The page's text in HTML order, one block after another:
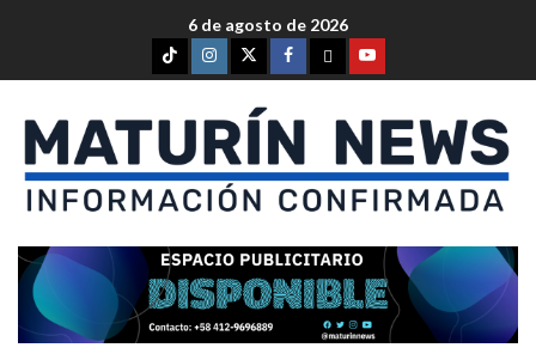
6 de agosto de 2026